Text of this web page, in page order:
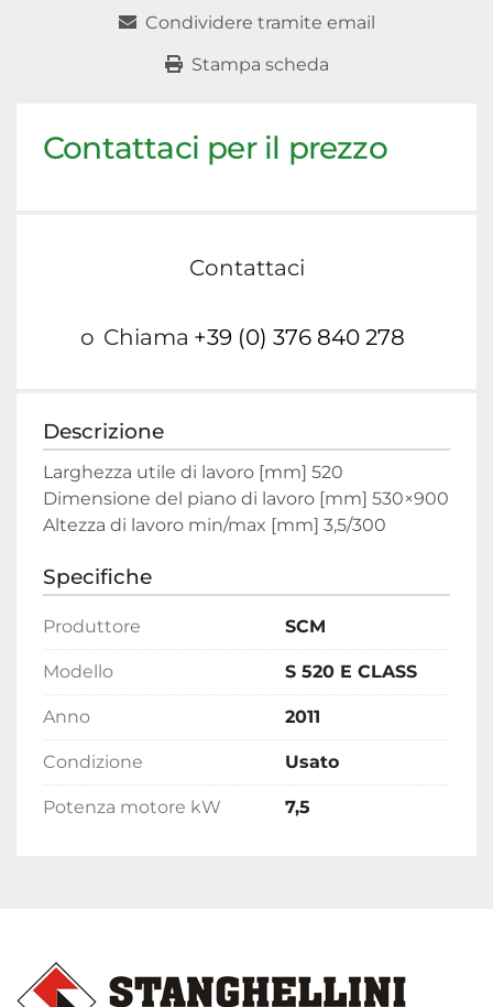
Condividere tramite email
Stampa scheda
Contattaci per il prezzo
Contattaci
o Chiama +39 (0) 376 840 278
Descrizione
Larghezza utile di lavoro [mm] 520
Dimensione del piano di lavoro [mm] 530×900
Altezza di lavoro min/max [mm] 3,5/300
Specifiche
Produttore SCM
Modello S 520 E CLASS
Anno 2011
Condizione Usato
Potenza motore kW 7,5